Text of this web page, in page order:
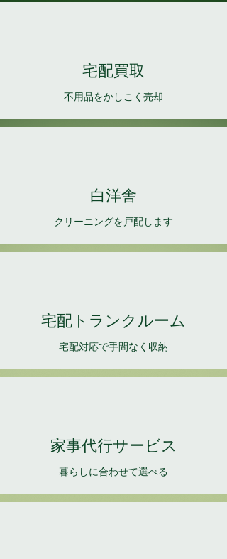
​宅配買取
​不用品をかしこく売却
​白洋舎
​クリーニングを戸配します
​宅配トランクルーム
​宅配対応で手間なく収納
家事代行サービス
​暮らしに合わせて選べる